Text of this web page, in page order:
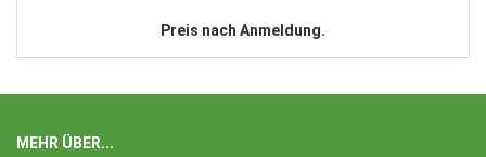
Preis nach Anmeldung.
MEHR ÜBER...